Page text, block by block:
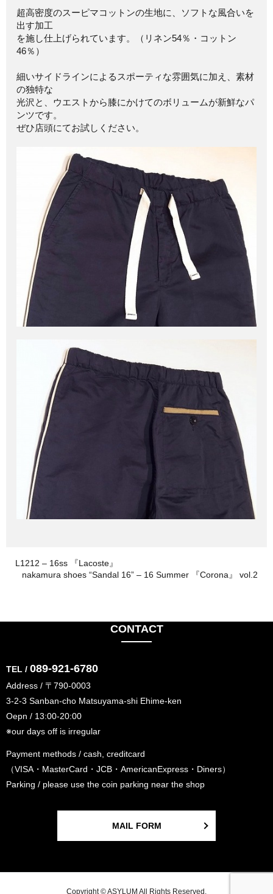
超高密度のスーピマコットンの生地に、ソフトな風合いを
出す加工
を施し仕上げられています。（リネン54％・コットン
46％）
細いサイドラインによるスポーティな雰囲気に加え、素材
の独特な
光沢と、ウエストから膝にかけてのボリュームが新鮮なパ
ンツです。
ぜひ店頭にてお試しください。
L1212 – 16ss 『Lacoste』
nakamura shoes “Sandal 16” – 16 Summer 『Corona』 vol.2
CONTACT
TEL / 089-921-6780
Address / 〒790-0003
3-2-3 Sanban-cho Matsuyama-shi Ehime-ken
Oepn / 13:00-20:00
※our days off is irregular
Payment methods / cash, creditcard
（VISA・MasterCard・JCB・AmericanExpress・Diners）
Parking / please use the coin parking near the shop
MAIL FORM
Copyright © ASYLUM All Rights Reserved.